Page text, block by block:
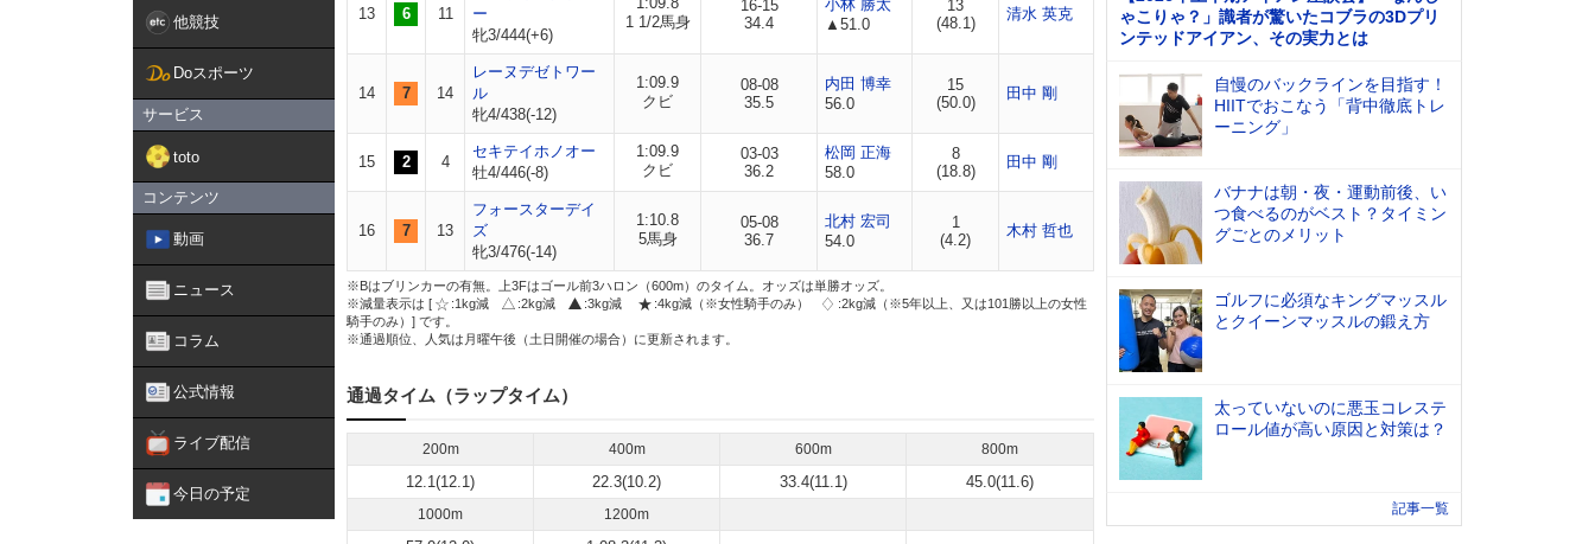
他競技
Doスポーツ
サービス
toto
コンテンツ
動画
ニュース
コラム
公式情報
ライブ配信
今日の予定
13 6 11
ー
牝3/444(+6)
1 1/2馬身
16-15
34.4
小林 勝太
▲51.0
13
(48.1)
清水 英克
14 7 14
レーヌデゼトワー
ル
牝4/438(-12)
1:09.9
クビ
08-08
35.5
内田 博幸
56.0
15
(50.0)
田中 剛
15 2 4
セキテイホノオー
牡4/446(-8)
1:09.9
クビ
03-03
36.2
松岡 正海
58.0
8
(18.8)
田中 剛
16 7 13
フォースターデイ
ズ
牝3/476(-14)
1:10.8
5馬身
05-08
36.7
北村 宏司
54.0
1
(4.2)
木村 哲也
※Bはブリンカーの有無。上3Fはゴール前3ハロン（600m）のタイム。オッズは単勝オッズ。
※減量表示は [
:1kg減 :2kg減 :3kg減 :4kg減（※女性騎手のみ）
:2kg減（※5年以上、又は101勝以上の女性
騎手のみ）] です。
※通過順位、人気は月曜午後（土日開催の場合）に更新されます。
通過タイム（ラップタイム）
200m 400m 600m 800m
12.1(12.1) 22.3(10.2) 33.4(11.1) 45.0(11.6)
1000m 1200m
ゃこりゃ？」識者が驚いたコブラの3Dプリ
ンテッドアイアン、その実力とは
自慢のバックラインを目指す！
HIITでおこなう「背中徹底トレ
ーニング」
バナナは朝・夜・運動前後、い
つ食べるのがベスト？タイミン
グごとのメリット
ゴルフに必須なキングマッスル
とクイーンマッスルの鍛え方
太っていないのに悪玉コレステ
ロール値が高い原因と対策は？
記事一覧